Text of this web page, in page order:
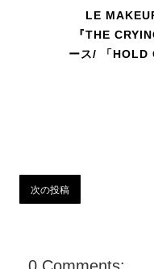
LE
『THE
ース/ 「HOLD
次の投稿